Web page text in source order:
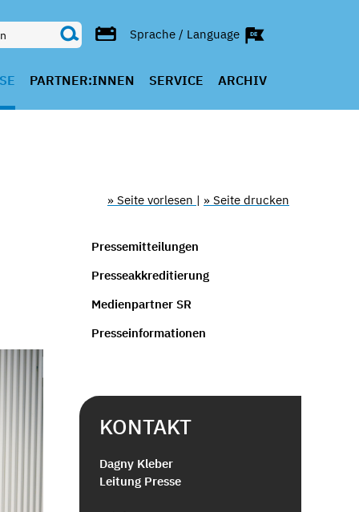
Sprache / Language
PARTNER:INNEN SERVICE ARCHIV
» Seite vorlesen | » Seite drucken
Pressemitteilungen
Presseakkreditierung
Medienpartner SR
Presseinformationen
KONTAKT
Dagny Kleber
Leitung Presse